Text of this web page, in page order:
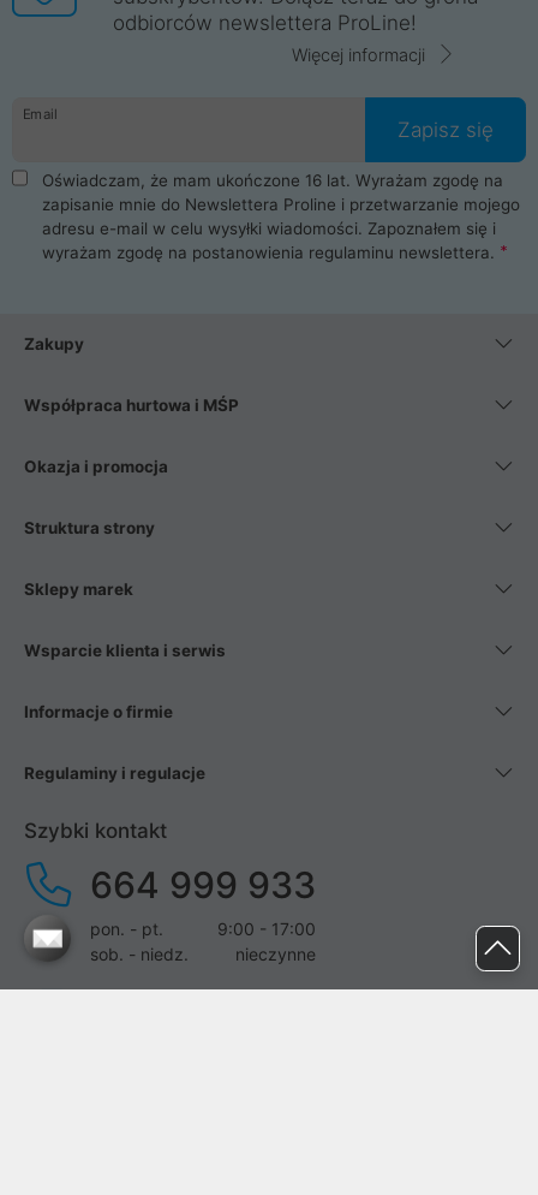
odbiorców newslettera ProLine!
Więcej informacji
Email
Zapisz się
Oświadczam, że mam ukończone 16 lat. Wyrażam zgodę na
zapisanie mnie do Newslettera Proline i przetwarzanie mojego
adresu e-mail w celu wysyłki wiadomości. Zapoznałem się i
wyrażam zgodę na postanowienia regulaminu newslettera.
Zakupy
Współpraca hurtowa i MŚP
Okazja i promocja
Struktura strony
Sklepy marek
Wsparcie klienta i serwis
Informacje o firmie
Regulaminy i regulacje
Szybki kontakt
664 999 933
pon. - pt.
9:00 - 17:00
sob. - niedz.
nieczynne